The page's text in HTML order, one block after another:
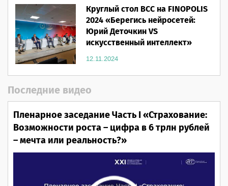
Круглый стол ВСС на FINOPOLIS
2024 «Берегись нейросетей:
Юрий Деточкин VS
искусственный интеллект»
12.11.2024
Последние видео
Пленарное заседание Часть I «Страхование:
Возможности роста – цифра в 6 трлн рублей
– мечта или реальность?»